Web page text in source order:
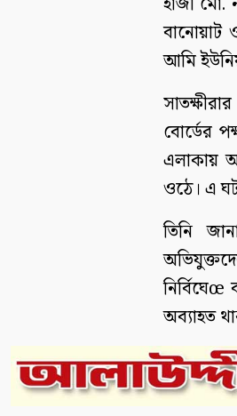
বানোয়াট
আমি
বোর্ডের
এলাকায়
ওঠে। এ
তিনি
অব্যাহত